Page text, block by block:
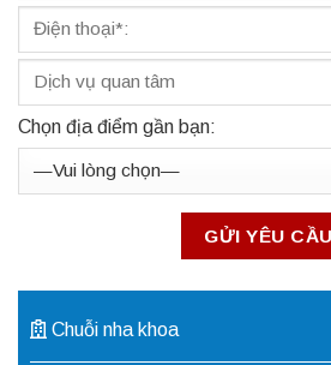
Chọn địa điểm gần bạn:
Chuỗi nha khoa